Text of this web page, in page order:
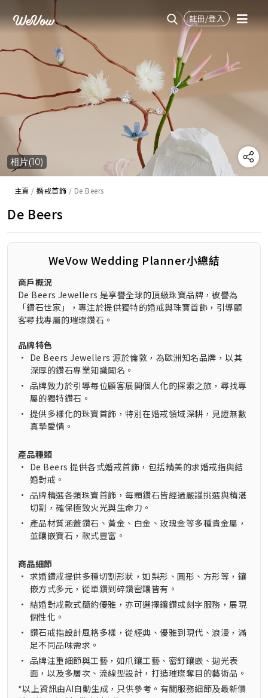
註冊/登入
相片(10)
主頁 /婚戒首飾 / De Beers
De Beers
WeVow Wedding Planner小總結
商戶概況
De Beers Jewellers 是享譽全球的頂級珠寶品牌，被譽為
「鑽石世家」，專注於提供獨特的婚戒與珠寶首飾，引導顧
客尋找專屬的璀璨鑽石。
品牌特色
• De Beers Jewellers 源於倫敦，為歐洲知名品牌，以其
深厚的鑽石專業知識聞名。
• 品牌致力於引導每位顧客展開個人化的探索之旅，尋找專
屬的獨特鑽石。
• 提供多樣化的珠寶首飾，特別在婚戒領域深耕，見證無數
真摯愛情。
產品種類
• De Beers 提供各式婚戒首飾，包括精美的求婚戒指與結
婚對戒。
• 品牌精選各類珠寶首飾，每顆鑽石皆經過嚴謹挑選與精湛
切割，確保極致火光與生命力。
• 產品材質涵蓋鑽石、黃金、白金、玫瑰金等多種貴金屬，
並鑲嵌寶石，款式豐富。
商品細節
• 求婚鑽戒提供多種切割形狀，如梨形、圓形、方形等，鑲
嵌方式多元，從單鑽到碎鑽密鑲皆有。
• 結婚對戒款式簡約優雅，亦可選擇鑲鑽或刻字服務，展現
個性化。
• 鑽石戒指設計風格多樣，從經典、優雅到現代、浪漫，滿
足不同品味需求。
• 品牌注重細節與工藝，如爪鑲工藝、密釘鑲嵌、拋光表
面，以及多層次、流線型設計，打造璀璨奪目的藝術品。
*以上資訊由AI自動生成，只供參考。有關服務細節及最新價